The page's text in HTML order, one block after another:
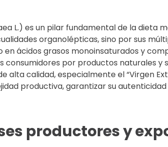
L.) es un pilar fundamental de la dieta
organolépticas, sino por sus
ácidos grasos monoinsaturados y
consumidores por productos naturales y
alta calidad, especialmente el “Virgen
productiva, garantizar su autenticidad
productores y